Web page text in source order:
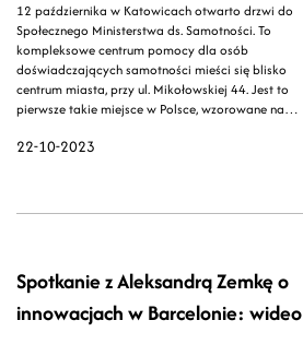
22-10-2023
12 października w Katowicach otwarto drzwi do
Społecznego Ministerstwa ds. Samotności. To
kompleksowe centrum pomocy dla osób
doświadczających samotności mieści się blisko
centrum miasta, przy ul. Mikołowskiej 44. Jest to
pierwsze takie miejsce w Polsce, wzorowane na
realizowany jest przez Fundację Wolne miejsce we
Spotkanie z Aleksandrą Zemkę o
innowacjach w Barcelonie: wideo